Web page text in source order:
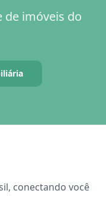
de imóveis do
conectando você